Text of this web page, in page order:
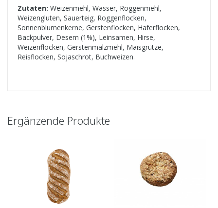
Zutaten: Weizenmehl, Wasser, Roggenmehl,
Weizengluten, Sauerteig, Roggenflocken,
Sonnenblumenkerne, Gerstenflocken, Haferflocken,
Backpulver, Desem (1%), Leinsamen, Hirse,
Weizenflocken, Gerstenmalzmehl, Maisgrütze,
Reisflocken, Sojaschrot, Buchweizen.
Ergänzende Produkte